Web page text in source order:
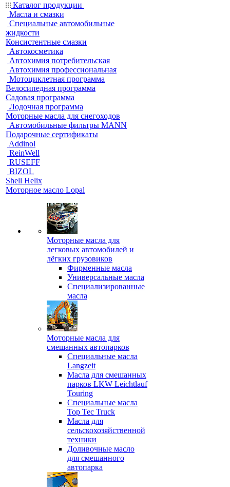
Каталог продукции
Масла и смазки
Специальные автомобильные
жидкости
Консистентные смазки
Автокосметика
Автохимия потребительская
Автохимия профессиональная
Мотоциклетная программа
Велосипедная программа
Садовая программа
Лодочная программа
Моторные масла для снегоходов
Автомобильные фильтры MANN
Подарочные сертификаты
Addinol
ReinWell
RUSEFF
BIZOL
Shell Helix
Моторное масло Lopal
Моторные масла для
легковых автомобилей и
лёгких грузовиков
Фирменные масла
Универсальные масла
Специализированные
масла
Моторные масла для
смешанных автопарков
Специальные масла
Langzeit
Масла для смешанных
парков LKW Leichtlauf
Touring
Специальные масла
Top Tec Truck
Масла для
сельскохозяйственной
техники
Доливочные масло
для смешанного
автопарка